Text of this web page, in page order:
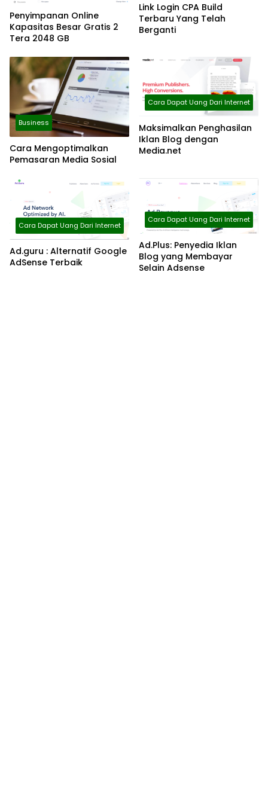
Penyimpanan Online
Kapasitas Besar Gratis 2
Tera 2048 GB
Link Login CPA Build
Terbaru Yang Telah
Berganti
Business
Cara Mengoptimalkan
Pemasaran Media Sosial
Cara Dapat Uang Dari Internet
Maksimalkan Penghasilan
Iklan Blog dengan
Media.net
Cara Dapat Uang Dari Internet
Ad.guru : Alternatif Google
AdSense Terbaik
Cara Dapat Uang Dari Internet
Ad.Plus: Penyedia Iklan
Blog yang Membayar
Selain Adsense